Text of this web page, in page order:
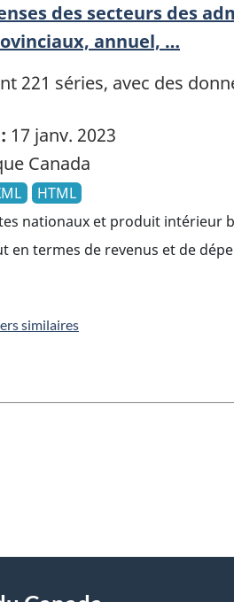
des secteurs des
annuel, …
221 séries, avec des
17 janv. 2023
Canada
HTML
nationaux et produit intérieur
termes de revenus et de
similaires